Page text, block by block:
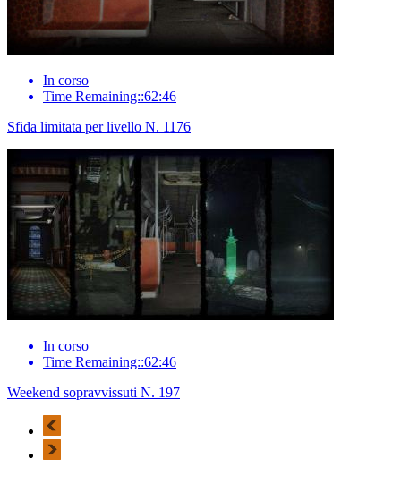
In corso
Time Remaining::62:46
Sfida limitata per livello N. 1176
In corso
Time Remaining::62:46
Weekend sopravvissuti N. 197